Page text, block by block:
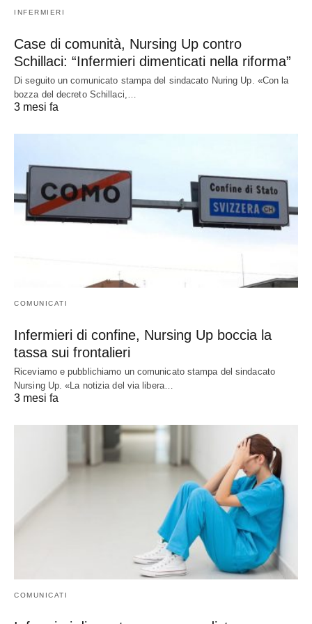
INFERMIERI
Case di comunità, Nursing Up contro
Schillaci: “Infermieri dimenticati nella riforma”
Di seguito un comunicato stampa del sindacato Nuring Up. «Con la
bozza del decreto Schillaci,…
3 mesi fa
COMUNICATI
Infermieri di confine, Nursing Up boccia la
tassa sui frontalieri
Riceviamo e pubblichiamo un comunicato stampa del sindacato
Nursing Up. «La notizia del via libera…
3 mesi fa
COMUNICATI